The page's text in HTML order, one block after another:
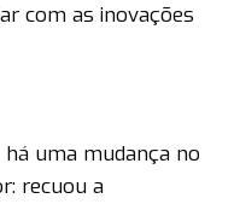
com as inovações
uma mudança no
recuou a